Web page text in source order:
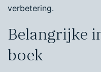
verbetering.
Belangrijke
boek